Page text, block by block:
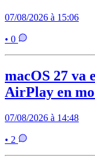
07/08/2026 à 15:06
• 0
macOS 27 va
AirPlay en
07/08/2026 à 14:48
• 2